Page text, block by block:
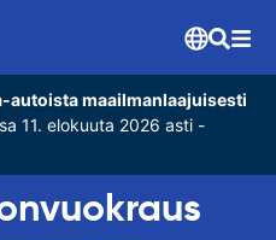
autoista maailmanlaajuisesti
11. elokuuta 2026 asti -